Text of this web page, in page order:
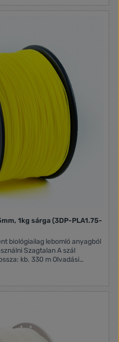
1kg sárga (3DP-PLA1.75-
Szagtalan A szál
kb. 330 m Olvadási